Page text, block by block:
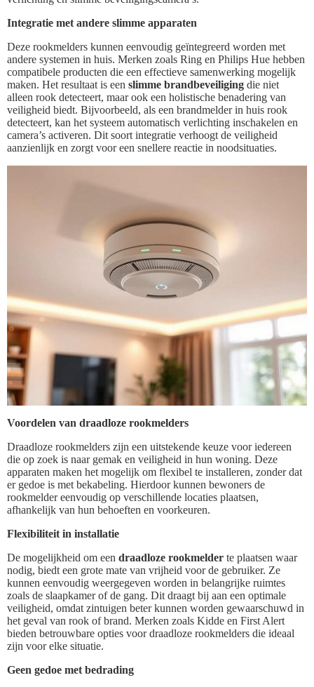
Integratie met andere slimme apparaten
Deze rookmelders kunnen eenvoudig geïntegreerd worden met
andere systemen in huis. Merken zoals Ring en Philips Hue hebben
compatibele producten die een effectieve samenwerking mogelijk
maken. Het resultaat is een slimme brandbeveiliging die niet
alleen rook detecteert, maar ook een holistische benadering van
veiligheid biedt. Bijvoorbeeld, als een brandmelder in huis rook
detecteert, kan het systeem automatisch verlichting inschakelen en
camera’s activeren. Dit soort integratie verhoogt de veiligheid
aanzienlijk en zorgt voor een snellere reactie in noodsituaties.
Voordelen van draadloze rookmelders
Draadloze rookmelders zijn een uitstekende keuze voor iedereen
die op zoek is naar gemak en veiligheid in hun woning. Deze
apparaten maken het mogelijk om flexibel te installeren, zonder dat
er gedoe is met bekabeling. Hierdoor kunnen bewoners de
rookmelder eenvoudig op verschillende locaties plaatsen,
afhankelijk van hun behoeften en voorkeuren.
Flexibiliteit in installatie
De mogelijkheid om een draadloze rookmelder te plaatsen waar
nodig, biedt een grote mate van vrijheid voor de gebruiker. Ze
kunnen eenvoudig weergegeven worden in belangrijke ruimtes
zoals de slaapkamer of de gang. Dit draagt bij aan een optimale
veiligheid, omdat zintuigen beter kunnen worden gewaarschuwd in
het geval van rook of brand. Merken zoals Kidde en First Alert
bieden betrouwbare opties voor draadloze rookmelders die ideaal
zijn voor elke situatie.
Geen gedoe met bedrading